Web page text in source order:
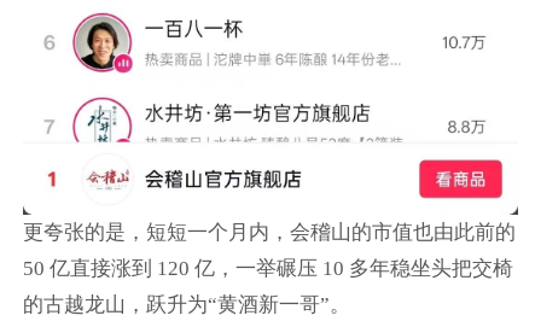
更夸张的是，短短一个月内，会稽山的市值也由此前的
50 亿直接涨到 120 亿，一举碾压 10 多年稳坐头把交椅
的古越龙山，跃升为“黄酒新一哥”。